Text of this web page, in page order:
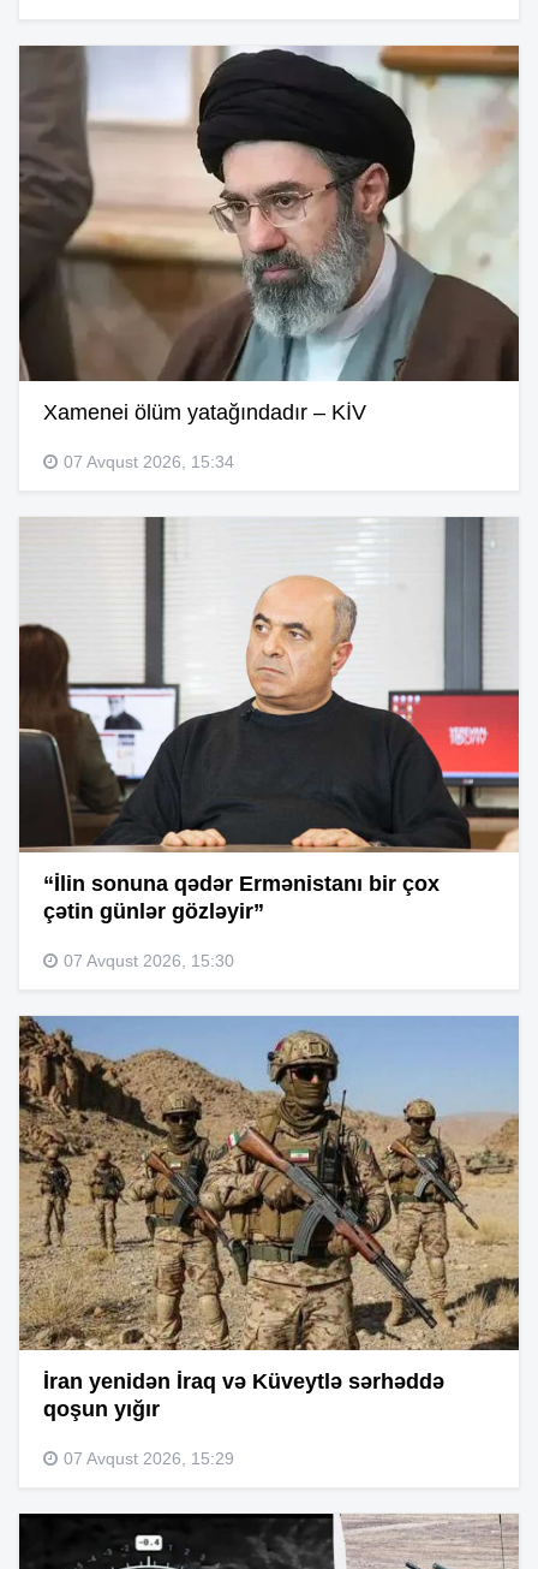
Xamenei ölüm yatağındadır – KİV
07 Avqust 2026, 15:34
“İlin sonuna qədər Ermənistanı bir çox
çətin günlər gözləyir”
07 Avqust 2026, 15:30
İran yenidən İraq və Küveytlə sərhəddə
qoşun yığır
07 Avqust 2026, 15:29